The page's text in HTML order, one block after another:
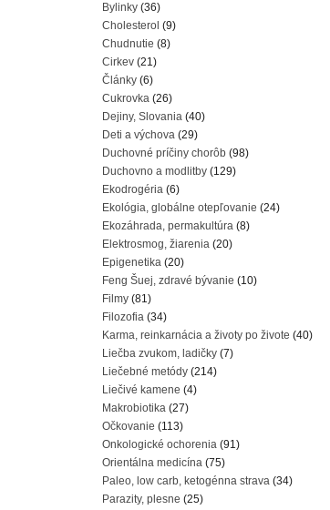
Bylinky (36)
Cholesterol (9)
Chudnutie (8)
Cirkev (21)
Články (6)
Cukrovka (26)
Dejiny, Slovania (40)
Deti a výchova (29)
Duchovné príčiny chorôb (98)
Duchovno a modlitby (129)
Ekodrogéria (6)
Ekológia, globálne otepľovanie (24)
Ekozáhrada, permakultúra (8)
Elektrosmog, žiarenia (20)
Epigenetika (20)
Feng Šuej, zdravé bývanie (10)
Filmy (81)
Filozofia (34)
Karma, reinkarnácia a životy po živote (40)
Liečba zvukom, ladičky (7)
Liečebné metódy (214)
Liečivé kamene (4)
Makrobiotika (27)
Očkovanie (113)
Onkologické ochorenia (91)
Orientálna medicína (75)
Paleo, low carb, ketogénna strava (34)
Parazity, plesne (25)